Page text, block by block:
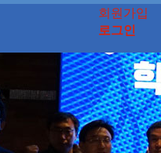
회원가입
로그인